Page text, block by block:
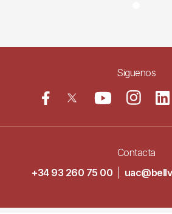
Siguenos
Contacta
+34 93 260 75 00